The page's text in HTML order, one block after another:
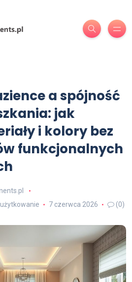
a spójność
jak
i kolory bez
funkcjonalnych
7 czerwca 2026 (0)